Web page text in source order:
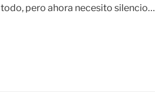
todo, pero ahora necesito silencio…